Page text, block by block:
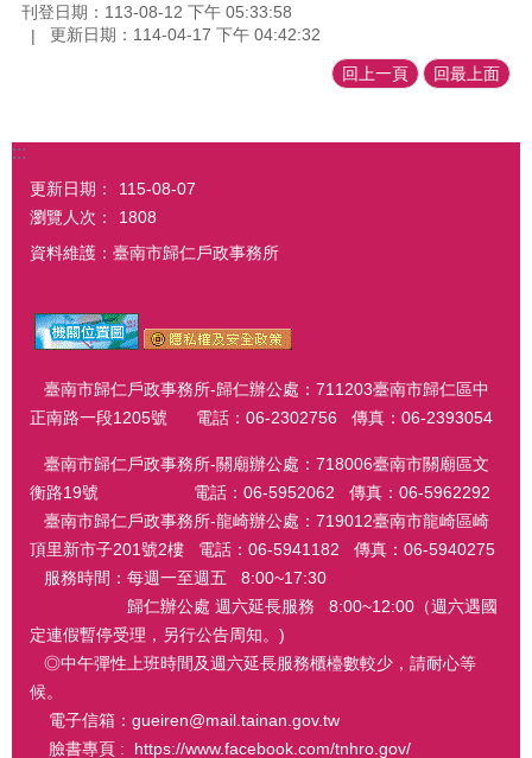
刊登日期：113-08-12 下午 05:33:58
更新日期：114-04-17 下午 04:42:32
回上一頁 回最上面
:::
更新日期：
115-08-07
瀏覽人次：
1808
資料維護：臺南市歸仁戶政事務所
臺南市歸仁戶政事務所-歸仁辦公處：711203臺南市歸仁區中
正南路一段1205號 電話：06-2302756 傳真：06-2393054
臺南市歸仁戶政事務所-關廟辦公處：718006臺南市關廟區文
衡路19號 電話：06-5952062 傳真：06-5962292
臺南市歸仁戶政事務所-龍崎辦公處：719012臺南市龍崎區崎
頂里新市子201號2樓 電話：06-5941182 傳真：06-5940275
服務時間：每週一至週五 8:00~17:30
歸仁辦公處 週六延長服務 8:00~12:00（週六遇國
定連假暫停受理，另行公告周知。)
◎中午彈性上班時間及週六延長服務櫃檯數較少，請耐心等
候。
電子信箱：gueiren@mail.tainan.gov.tw
臉書專頁 : https://www.facebook.com/tnhro.gov/